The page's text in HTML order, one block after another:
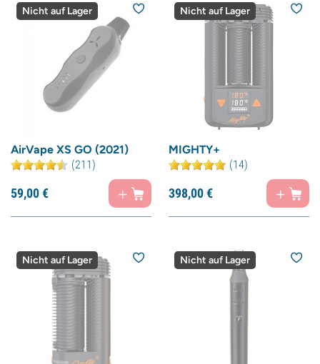
Nicht auf Lager
AirVape XS GO (2021)
(211)
59,00€
Nicht auf Lager
MIGHTY+
(14)
398,00€
Nicht auf Lager Nicht auf Lager